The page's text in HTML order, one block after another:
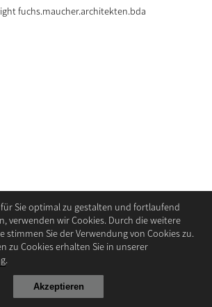
fuchs.maucher.architekten.bda
Sie optimal zu gestalten und fortlaufend
verwenden wir Cookies. Durch die weitere
stimmen Sie der Verwendung von Cookies zu.
zu Cookies erhalten Sie in unserer
.
Akzeptieren